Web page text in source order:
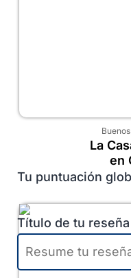
La
en
Tu puntuación
Título de tu reseña